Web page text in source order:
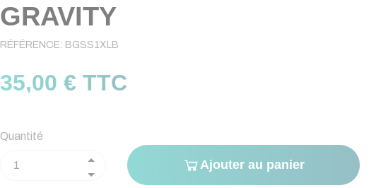
GRAVITY
RÉFÉRENCE: BGSS1XLB
35,00 € TTC
Quantité
Ajouter au panier